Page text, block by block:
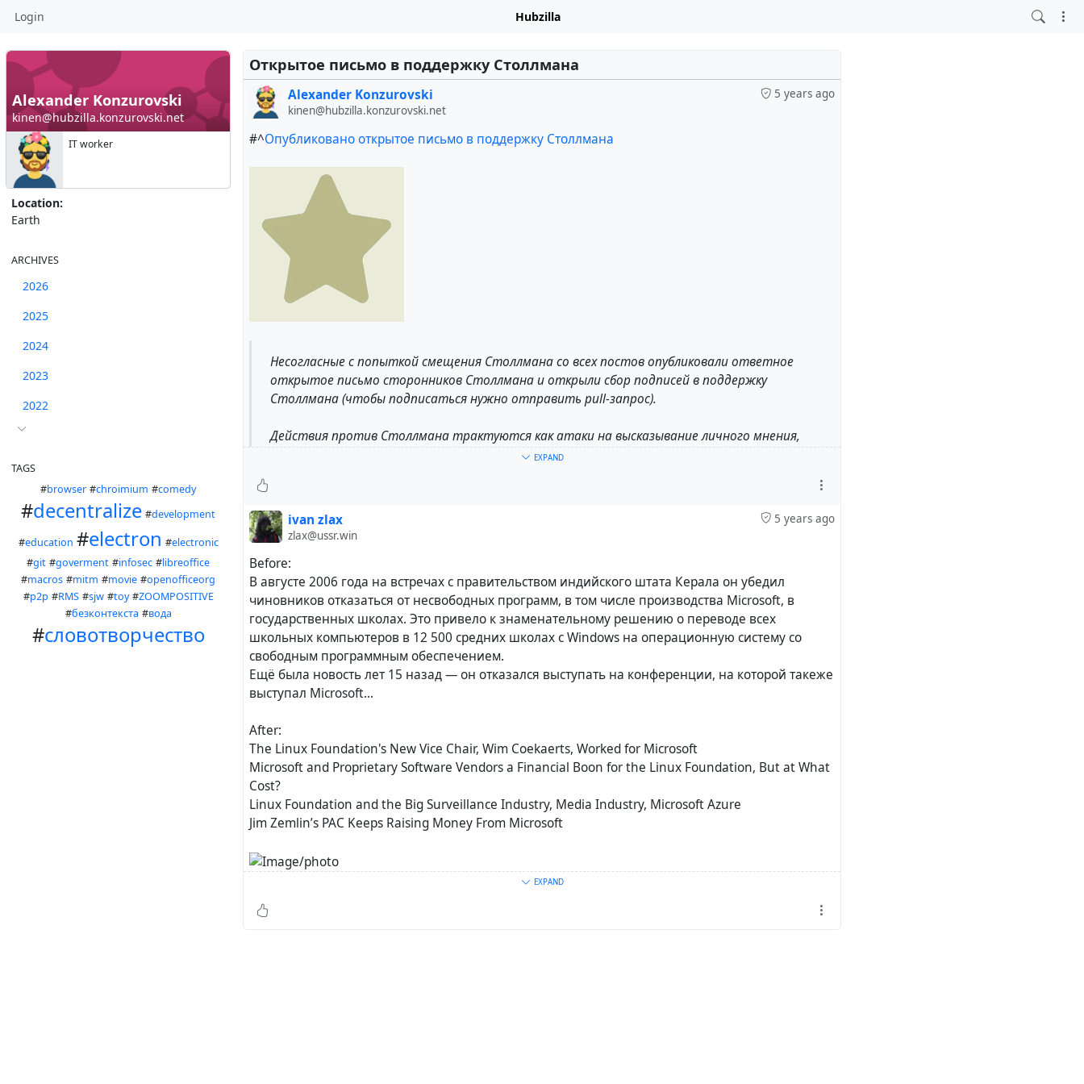
Login Hubzilla
Alexander Konzurovski
kinen@hubzilla.konzurovski.net
IT worker
Location:
Earth
ARCHIVES
2026
2025
2024
2023
2022
TAGS
#browser #chroimium #comedy
#decentralize #development
#education #electron #electronic
#git #goverment #infosec #libreoffice
#macros #mitm #movie #openofficeorg
#p2p #RMS #sjw #toy #ZOOMPOSITIVE
#безконтекста #вода
#словотворчество
Открытое письмо в поддержку Столлмана
5 years ago
Alexander Konzurovski
kinen@hubzilla.konzurovski.net
#^Опубликовано открытое письмо в поддержку Столлмана
Несогласные с попыткой смещения Столлмана со всех постов опубликовали ответное
открытое письмо сторонников Столлмана и открыли сбор подписей в поддержку
Столлмана (чтобы подписаться нужно отправить pull-запрос).
Действия против Столлмана трактуются как атаки на высказывание личного мнения,
искажение смысла сказанного и оказание социального давления на сообщество. По
не исключало обиды, искажения смысла и непонимания. При этом данные особенности не
имеют отношения к способности Столлмана руководить сообществом. Кроме того,
Столлман, как и любой другой, имеет право на собственное мнение, а другие имеют право
соглашаться или нет с этим мнением, но должны уважать его право на свободу мысли и
слова.
#RMS#СПО #корпорасты#sjw
EXPAND
5 years ago
ivan zlax
zlax@ussr.win
Before:
В августе 2006 года на встречах с правительством индийского штата Керала он убедил
чиновников отказаться от несвободных программ, в том числе производства Microsoft, в
государственных школах. Это привело к знаменательному решению о переводе всех
школьных компьютеров в 12 500 средних школах с Windows на операционную систему со
свободным программным обеспечением.
Ещё была новость лет 15 назад — он отказался выступать на конференции, на которой такеже
выступал Microsoft...
After:
The Linux Foundation's New Vice Chair, Wim Coekaerts, Worked for Microsoft
Microsoft and Proprietary Software Vendors a Financial Boon for the Linux Foundation, But at What
Cost?
Linux Foundation and the Big Surveillance Industry, Media Industry, Microsoft Azure
Jim Zemlin’s PAC Keeps Raising Money From Microsoft
EXPAND